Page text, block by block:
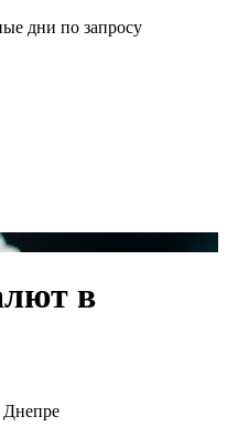
дни по запросу
в